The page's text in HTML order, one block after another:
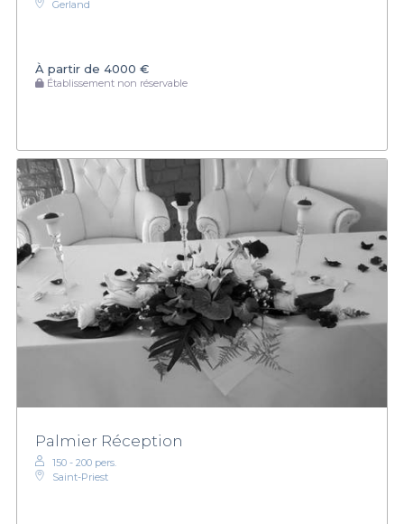
Gerland
À partir de 4000 €
Établissement non réservable
Palmier Réception
150 - 200 pers.
Saint-Priest